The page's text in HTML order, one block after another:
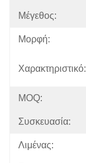
Μέγεθος:
Μορφή:
Χαρακτηριστικό:
MOQ:
Συσκευασία:
Λιμένας: